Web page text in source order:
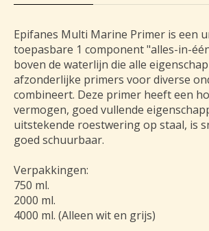
Epifanes Multi Marine Primer is een
toepasbare 1 component "alles-in-
boven de waterlijn die alle
afzonderlijke primers voor diverse
combineert. Deze primer heeft een
vermogen, goed vullende
uitstekende roestwering op staal, is
goed schuurbaar.
Verpakkingen:
750 ml.
2000 ml.
4000 ml. (Alleen wit en grijs)